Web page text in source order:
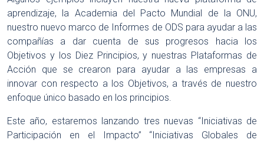
aprendizaje, la Academia del Pacto Mundial de la ONU,
nuestro nuevo marco de Informes de ODS para ayudar a las
compañías a dar cuenta de sus progresos hacia los
Objetivos y los Diez Principios, y nuestras Plataformas de
Acción que se crearon para ayudar a las empresas a
innovar con respecto a los Objetivos, a través de nuestro
enfoque único basado en los principios.
Este año, estaremos lanzando tres nuevas “Iniciativas de
Participación en el Impacto” “Iniciativas Globales de